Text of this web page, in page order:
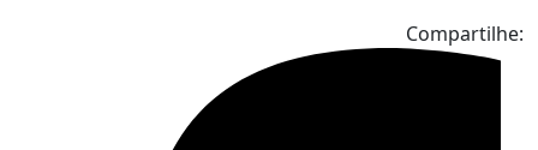
Compartilhe: